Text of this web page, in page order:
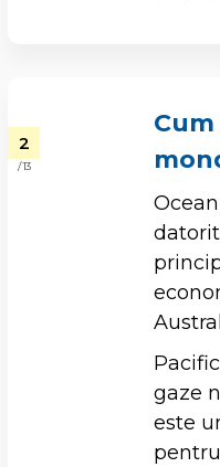
2
/ 13
gaze
este